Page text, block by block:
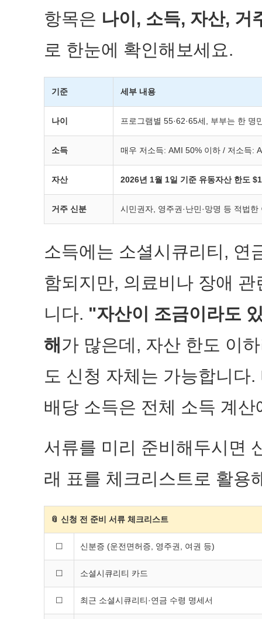
항목은 나이, 소득, 자산, 거
로 한눈에 확인해보세요.
기준 세부 내용
나이 프로그램별 55·62·65세, 부부는 한 명
소득 매우 저소득: AMI 50% 이하 / 저소득:
자산 2026년 1월 1일 기준 유동자산 한도
거주 신분 시민권자, 영주권·난민·망명 등 적법
소득에는 소셜시큐리티, 연
함되지만, 의료비나 장애
니다. "자산이 조금이라도
해 가 많은데, 자산 한도 이
도 신청 자체는 가능합니다
배당 소득은 전체 소득 계
서류를 미리 준비해두시면
래 표를 체크리스트로 활용
📎 신청 전 준비 서류 체크리스트
☐ 신분증 (운전면허증, 영주권, 여권 등)
☐ 소셜시큐리티 카드
☐ 최근 소셜시큐리티·연금 수령 명세서